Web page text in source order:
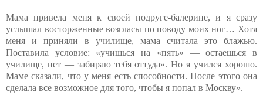
Мама привела меня к своей подруге-балерине, и я сразу
услышал восторженные возгласы по поводу моих ног… Хотя
меня и приняли в училище, мама считала это блажью.
Поставила условие: «учишься на «пять» — остаешься в
училище, нет — забираю тебя оттуда». Но я учился хорошо.
Маме сказали, что у меня есть способности. После этого она
сделала все возможное для того, чтобы я попал в Москву».